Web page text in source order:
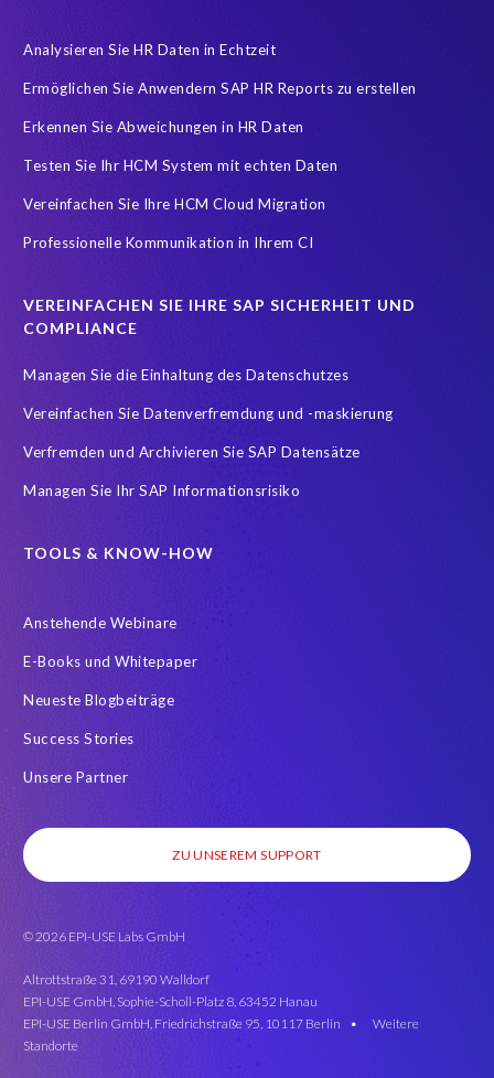
Analysieren Sie HR Daten in Echtzeit
Ermöglichen Sie Anwendern SAP HR Reports zu erstellen
Erkennen Sie Abweichungen in HR Daten
Testen Sie Ihr HCM System mit echten Daten
Vereinfachen Sie Ihre HCM Cloud Migration
Professionelle Kommunikation in Ihrem CI
VEREINFACHEN SIE IHRE SAP SICHERHEIT UND
COMPLIANCE
Managen Sie die Einhaltung des Datenschutzes
Vereinfachen Sie Datenverfremdung und -maskierung
Verfremden und Archivieren Sie SAP Datensätze
Managen Sie Ihr SAP Informationsrisiko
TOOLS & KNOW-HOW
Anstehende Webinare
E-Books und Whitepaper
Neueste Blogbeiträge
Success Stories
Unsere Partner
ZU UNSEREM SUPPORT
© 2026 EPI-USE Labs GmbH
Altrottstraße 31, 69190 Walldorf
EPI-USE GmbH, Sophie-Scholl-Platz 8, 63452 Hanau
EPI-USE Berlin GmbH, Friedrichstraße 95, 10117 Berlin •
Weitere
Standorte